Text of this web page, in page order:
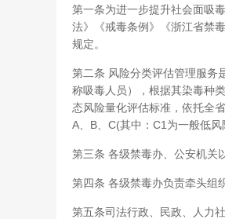
第一条为进一步提升社会面吸
法》《戒毒条例》《浙江省禁
规定。
第二条 风险分类评估管理服务
称吸毒人员），根据其染毒种
态风险量化评估标准，依托全
A、B、C(其中：C1为一般低
第三条 各级禁毒办、公安机关
第四条 各级禁毒办负责牵头组
第五条司法行政、民政、人力